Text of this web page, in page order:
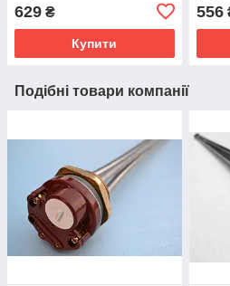
629 ₴
Купити
556
Подібні товари компанії